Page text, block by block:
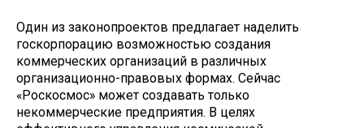
Один из законопроектов предлагает наделить
госкорпорацию возможностью создания
коммерческих организаций в различных
организационно-правовых формах. Сейчас
«Роскосмос» может создавать только
некоммерческие предприятия. В целях